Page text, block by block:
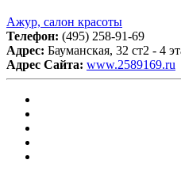
Ажур, салон красоты
Телефон: (495) 258-91-69
Адрес: Бауманская, 32 ст2 - 4
Адрес Сайта: www.2589169.ru